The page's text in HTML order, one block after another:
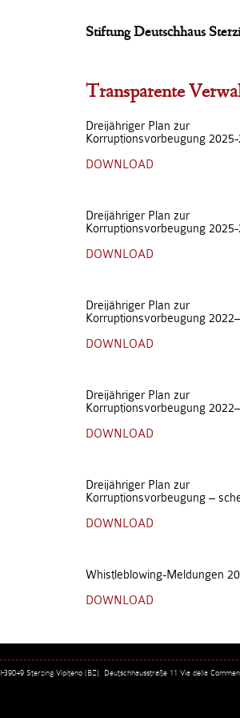
Stiftung Deutschhaus
Transparente
Dreijähriger Plan zur
Korruptionsvorbeugung
DOWNLOAD
Dreijähriger Plan zur
Korruptionsvorbeugung
DOWNLOAD
Dreijähriger Plan zur
Korruptionsvorbeugung
DOWNLOAD
Dreijähriger Plan zur
Korruptionsvorbeugung
DOWNLOAD
Dreijähriger Plan zur
Korruptionsvorbeugung –
DOWNLOAD
Whistleblowing-Meldungen
DOWNLOAD
I-39049 Sterzing Vipiteno (BZ), Deutschhausstraße 11 Via della